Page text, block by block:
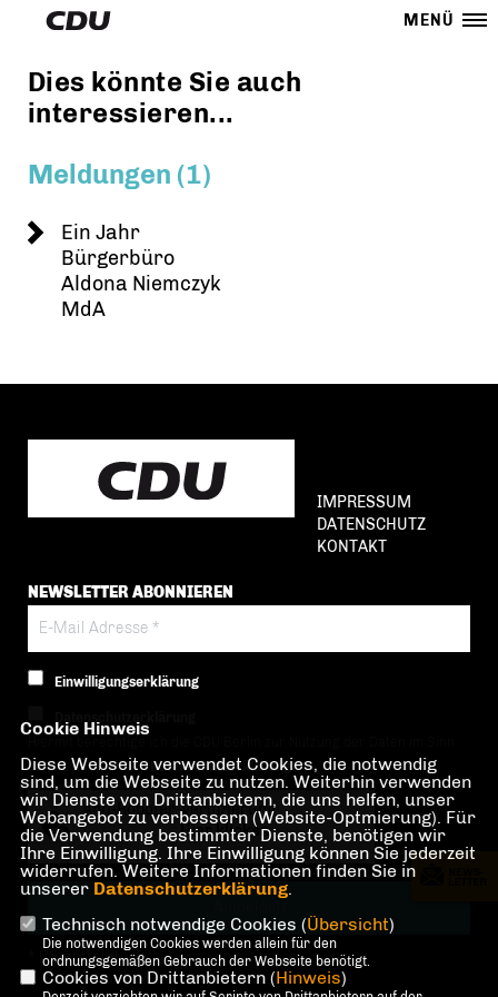
MENÜ
Dies könnte Sie auch
interessieren...
Meldungen (1)
Ein Jahr
Bürgerbüro
Aldona Niemczyk
MdA
IMPRESSUM
DATENSCHUTZ
KONTAKT
NEWSLETTER ABONNIEREN
Einwilligungserklärung
der nachfolgenden Datenschutzerklärung.*
Anti-Roboter-Verifizierung
Hier klicken
Friendly Captcha ⇗
* Pflichtfeld!
Cookie Hinweis
Diese Webseite verwendet Cookies, die notwendig
sind, um die Webseite zu nutzen. Weiterhin verwenden
wir Dienste von Drittanbietern, die uns helfen, unser
Webangebot zu verbessern (Website-Optmierung). Für
die Verwendung bestimmter Dienste, benötigen wir
Ihre Einwilligung. Ihre Einwilligung können Sie jederzeit
widerrufen. Weitere Informationen finden Sie in
unserer Datenschutzerklärung.
Technisch notwendige Cookies (Übersicht)
Die notwendigen Cookies werden allein für den
ordnungsgemäßen Gebrauch der Webseite benötigt.
Cookies von Drittanbietern (Hinweis)